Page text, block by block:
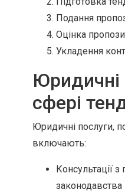
Подання
Оцінка
Укладення
Юридичні
сфері
Юридичні послуги,
включають:
Консультації
законодавства